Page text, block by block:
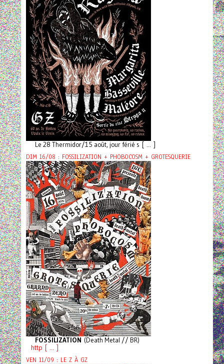
Le 28 Thermidor/15 août, jour férié s [ ... ]
DIM 16/08 : FOSSILIZATION + PHOBOCOSM + GROTESQUERIE
FOSSILIZATION (Death Metal // BR)
http [ ... ]
VEN 11/09 : LE Z À GZ